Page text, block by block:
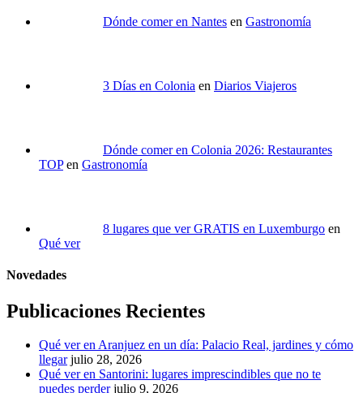
Dónde comer en Nantes en Gastronomía
3 Días en Colonia en Diarios Viajeros
Dónde comer en Colonia 2026: Restaurantes
TOP en Gastronomía
8 lugares que ver GRATIS en Luxemburgo en
Qué ver
Novedades
Publicaciones Recientes
Qué ver en Aranjuez en un día: Palacio Real, jardines y cómo
llegar julio 28, 2026
Qué ver en Santorini: lugares imprescindibles que no te
puedes perder julio 9, 2026